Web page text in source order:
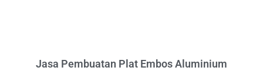
Jasa Pembuatan Plat Embos Aluminium